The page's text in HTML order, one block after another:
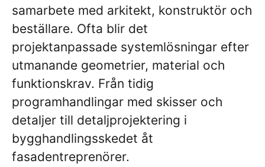
samarbete med arkitekt, konstruktör och
beställare. Ofta blir det
projektanpassade systemlösningar efter
utmanande geometrier, material och
funktionskrav. Från tidig
programhandlingar med skisser och
detaljer till detaljprojektering i
bygghandlingsskedet åt
fasadentreprenörer.